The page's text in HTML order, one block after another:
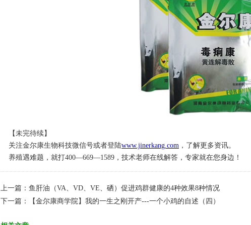
【未完待续】
关注金尔康生物科技微信号或者登陆www.jinerkang.com ，了解更多资讯。
养殖遇难题，就打400—669—1589，技术老师在线解答，专家就在您身边！
上一篇： 鱼肝油（VA、VD、VE、硒）促进鸡群健康的4种效果8种情况
下一篇：
【金尔康商学院】我的一生之刚开产---一个小鸡的自述（四）